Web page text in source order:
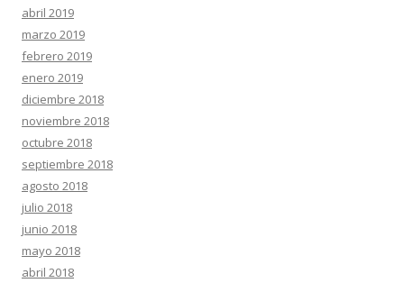
abril 2019
marzo 2019
febrero 2019
enero 2019
diciembre 2018
noviembre 2018
octubre 2018
septiembre 2018
agosto 2018
julio 2018
junio 2018
mayo 2018
abril 2018